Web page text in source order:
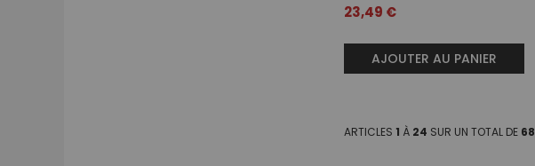
23,49 €
AJOUTER AU PANIER
ARTICLES 1 À 24 SUR UN TOTAL DE 68